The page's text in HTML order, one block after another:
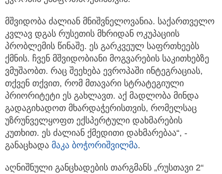
მშვიდობა ძალიან მნიშვნელოვანია. საქართველო
კვლავ დგას რუსეთის მხრიდან ოკუპაციის
პრობლემის წინაშე. ეს გარკვეულ საფრთხეებს
ქმნის. ჩვენ მშვიდობიანი მოგვარების საკითხებზე
ვმუშაობთ. რაც შეეხება ევროპაში ინტეგრაციას,
თქვენ თქვით, რომ მთავარი სტრატეგიული
პრიორიტეტი ეს გახლავთ. აქ მადლობა მინდა
გადაგიხადოთ მხარდაჭერისთვის, რომელსაც
უზრუნველყოფთ ექსპერტული დახმარების
კუთხით. ეს ძალიან ქმედითი დახმარებაა“, -
განაცხადა მაკა ბოჭორიშვილმა.
აღნიშნული განცხადების თარგმანს „რუსთავი 2“